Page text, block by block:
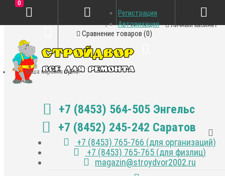
Личный кабинет
Закладки (0)
Сравнение товаров (0)
+7 (8453) 564-505 Энгельс
+7 (8452) 245-242 Саратов
+7 (8453) 765-766 (для организаций)
+7 (8453) 765-765 (для физлиц)
magazin@stroydvor2002.ru
Регистрация
Авторизация
0
Ваша корзина пуста!